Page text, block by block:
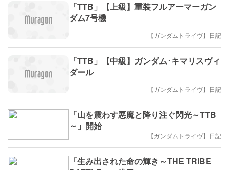
「TTB」【上級】重装フルアーマーガン
ダム7号機
【ガンダムトライヴ】日記
「TTB」【中級】ガンダム･キマリスヴィ
ダール
【ガンダムトライヴ】日記
「山を震わす悪魔と降り注ぐ閃光～TTB
～」開始
【ガンダムトライヴ】日記
「生み出された命の輝き～THE TRIBE